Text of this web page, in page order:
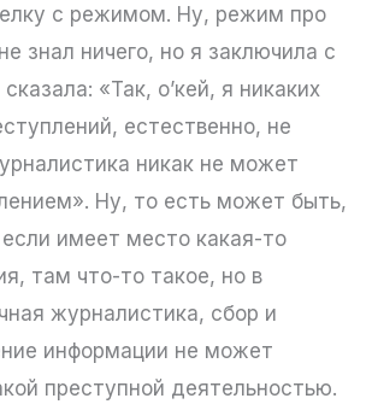
с режимом. Ну, режим про
знал ничего, но я заключила с
«Так, о’кей, я никаких
естественно, не
никак не может
Ну, то есть может быть,
имеет место какая-то
там что-то такое, но в
журналистика, сбор и
информации не может
преступной деятельностью.